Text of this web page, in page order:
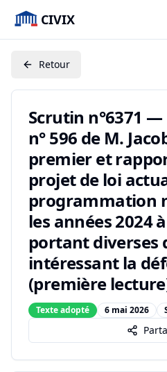
CIVIX
Retour
Scrutin n°6371
n° 596 de M.
premier et
projet de loi
programmation
les années 2024
portant diverses
intéressant la
(première
Texte adopté 6 mai 2026